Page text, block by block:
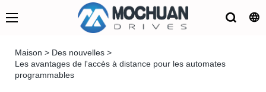
Maison > Des nouvelles >
Les avantages de l'accès à distance pour les automates
programmables